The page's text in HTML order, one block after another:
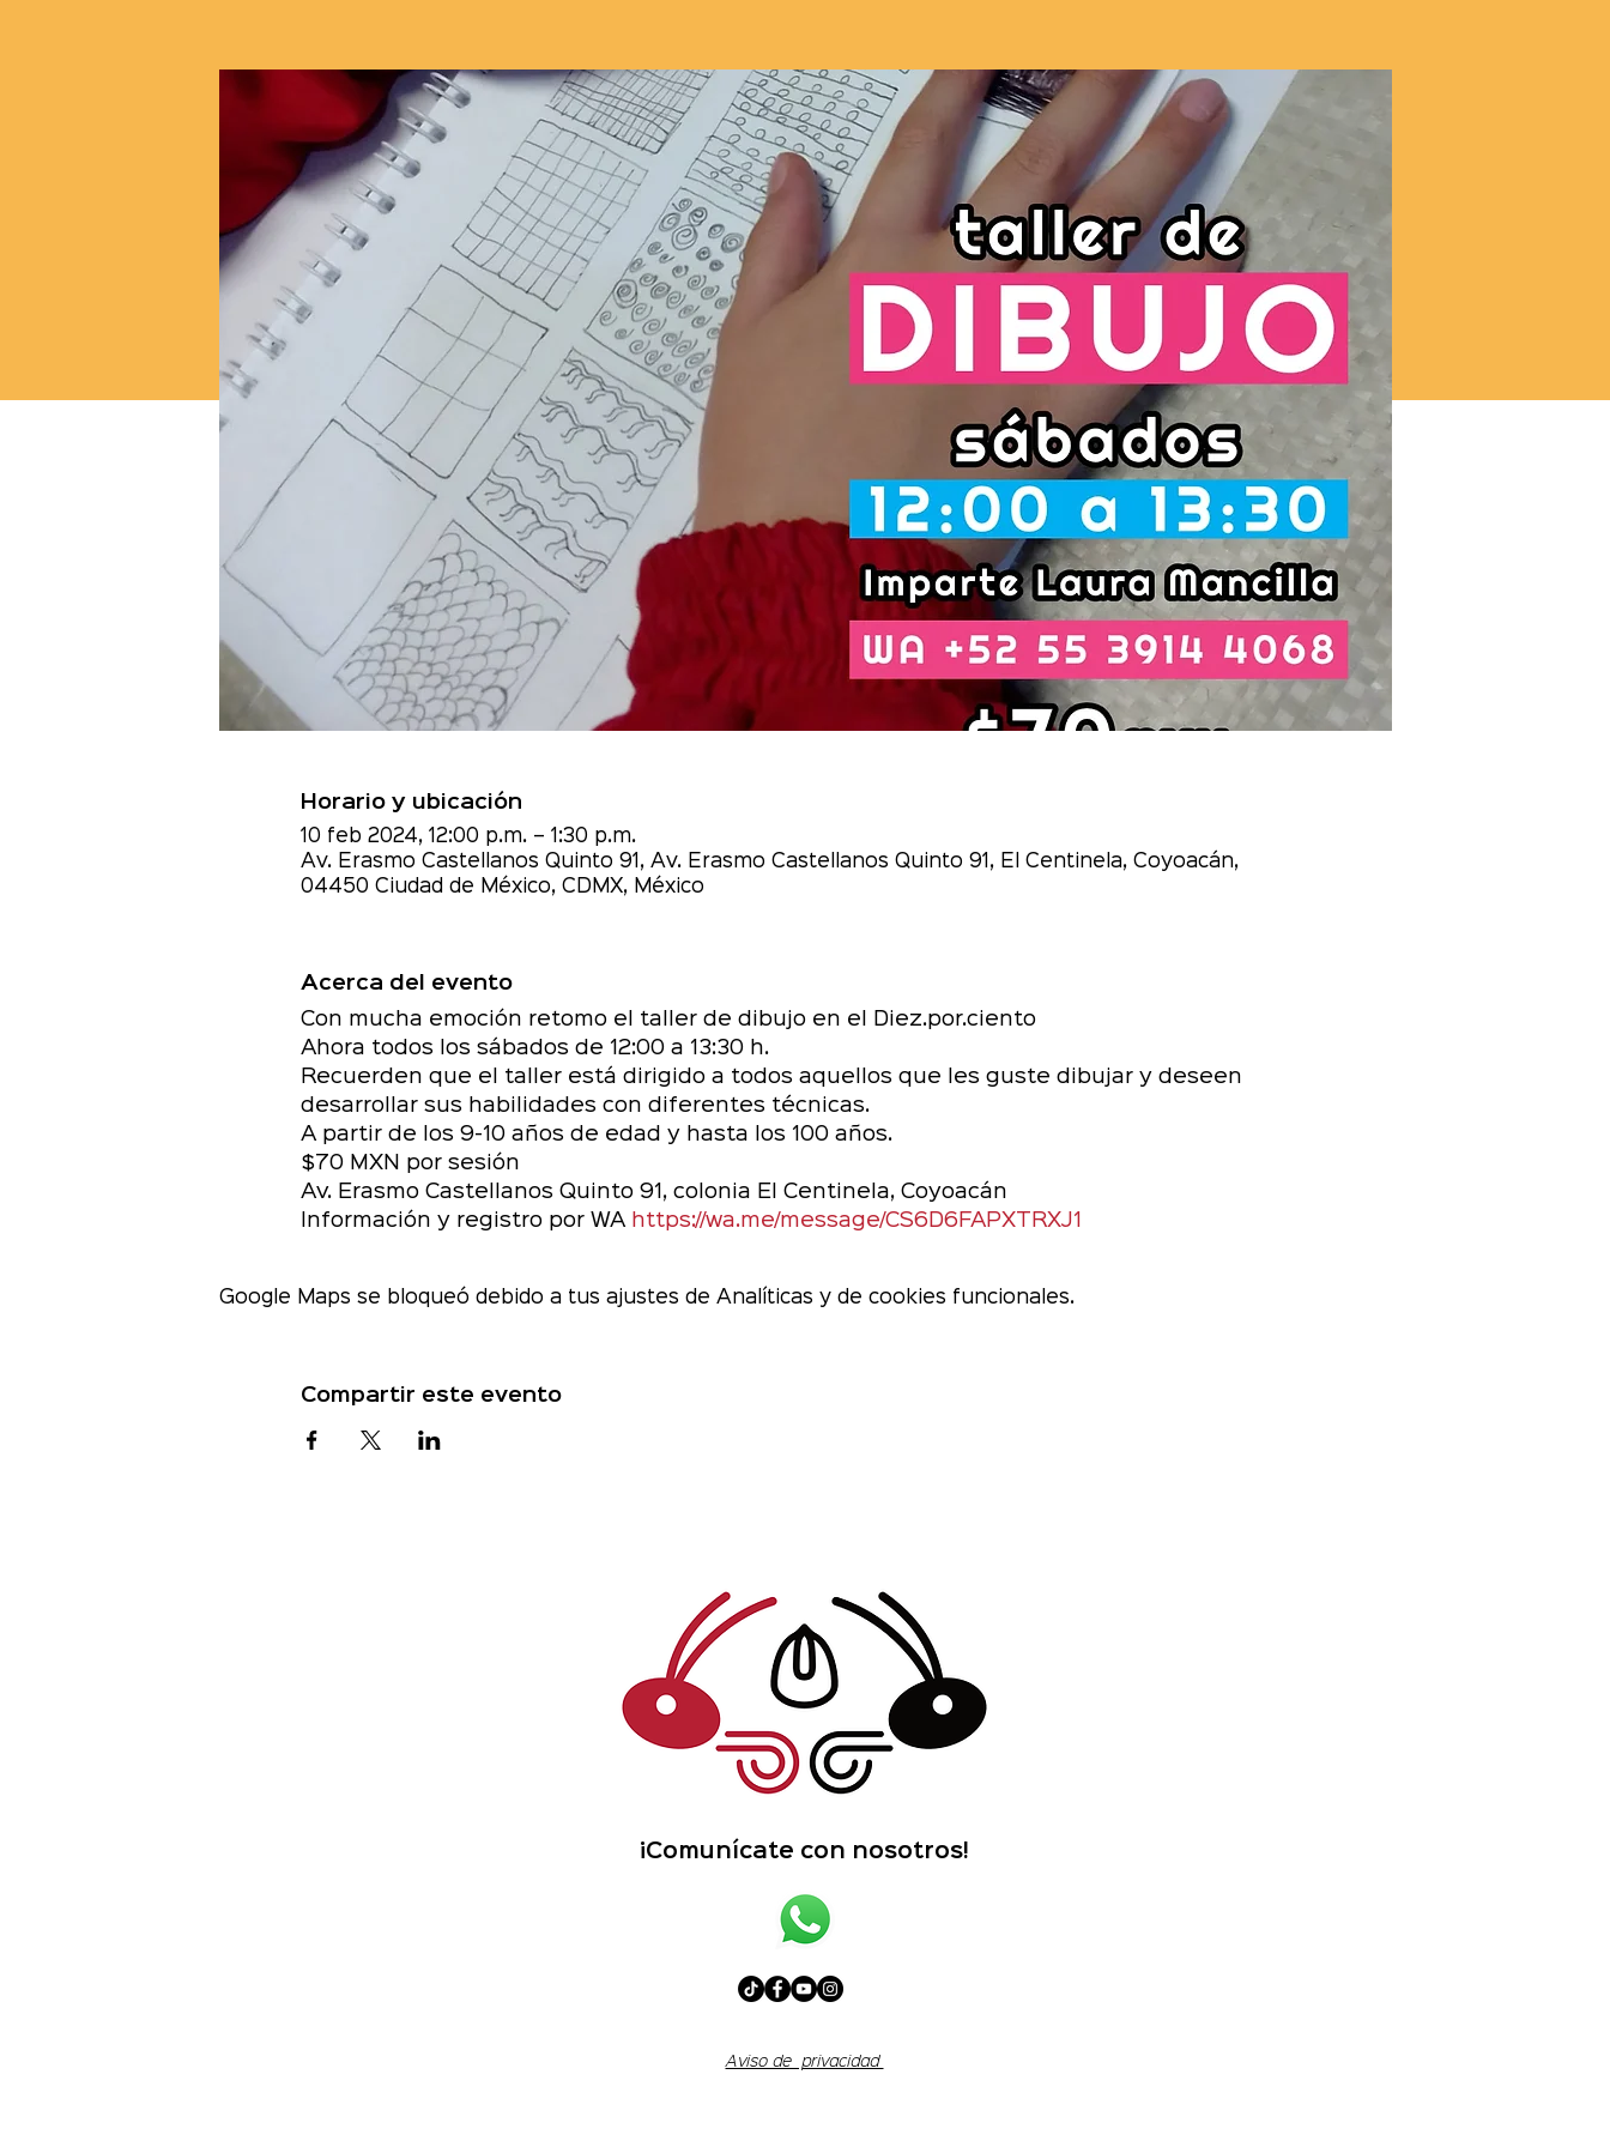
Horario y ubicación
10 feb 2024, 12:00 p.m. – 1:30 p.m.
Av. Erasmo Castellanos Quinto 91, Av. Erasmo Castellanos Quinto 91, El Centinela, Coyoacán,
04450 Ciudad de México, CDMX, México
Acerca del evento
Con mucha emoción retomo el taller de dibujo en el Diez.por.ciento
Ahora todos los sábados de 12:00 a 13:30 h.
Recuerden que el taller está dirigido a todos aquellos que les guste dibujar y deseen
desarrollar sus habilidades con diferentes técnicas.
A partir de los 9-10 años de edad y hasta los 100 años.
$70 MXN por sesión
Av. Erasmo Castellanos Quinto 91, colonia El Centinela, Coyoacán
Información y registro por WA https://wa.me/message/CS6D6FAPXTRXJ1
Google Maps se bloqueó debido a tus ajustes de Analíticas y de cookies funcionales.
Compartir este evento
¡Comunícate con nosotros!
Aviso de privacidad